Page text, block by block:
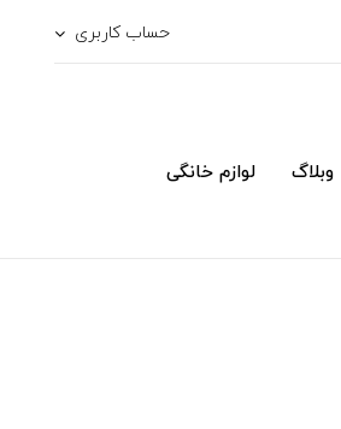
حساب کاربری
وبلاگ لوازم خانگی